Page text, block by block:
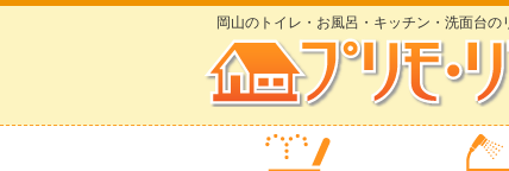
岡山のトイレ・お風呂・キッチン・洗面台の